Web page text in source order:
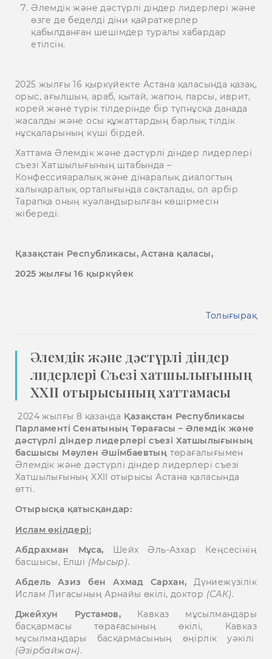
Әлемдік және дәстүрлі діндер лидерлері және
өзге де беделді діни қайраткерлер
қабылданған шешімдер туралы хабардар
етілсін.
2025 жылғы 16 қыркүйекте Астана қаласында қазақ,
орыс, ағылшын, араб, қытай, жапон, парсы, иврит,
корей және түрік тілдерінде бір түпнұсқа данада
жасалды және осы құжаттардың барлық тілдік
нұсқаларының күші бірдей.
Хаттама Әлемдік және дәстүрлі діндер лидерлері
съезі Хатшылығының штабында –
Конфессияаралық және дінаралық диалогтың
халықаралық орталығында сақталады, ол әрбір
Тарапқа оның куәландырылған көшірмесін
жібереді.
Қазақстан Республикасы, Астана қаласы,
2025 жылғы 16 қыркүйек
Толығырақ
Әлемдік және дәстүрлі діндер
лидерлері Съезі хатшылығының
XXII отырысының хаттамасы
2024 жылғы 8 қазанда Қазақстан Республикасы
Парламенті Сенатының Төрағасы – Әлемдік және
дәстүрлі діндер лидерлері съезі Хатшылығының
басшысы Мәулен Әшімбаевтың төрағалығымен
Әлемдік және дәстүрлі діндер лидерлері съезі
Хатшылығының XXII отырысы Астана қаласында
өтті.
Отырысқа қатысқандар:
Ислам өкілдері:
Абдрахман Мұса, Шейх Әль-Азхар Кеңсесінің
басшысы, Елші (Мысыр).
Абдель Азиз бен Ахмад Сархан, Дүниежүзілік
Ислам Лигасының Арнайы өкілі, доктор (САК).
Джейхун Рустамов, Кавказ мұсылмандары
басқармасы төрағасының өкілі, Кавказ
мұсылмандары басқармасының өңірлік уәкілі
(Әзірбайжан).